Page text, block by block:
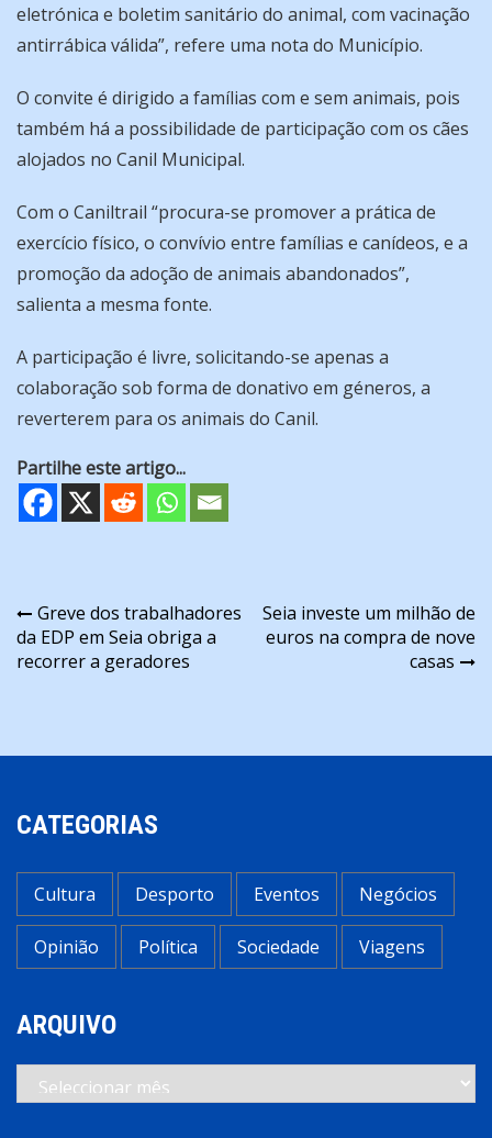
eletrónica e boletim sanitário do animal, com vacinação
antirrábica válida”, refere uma nota do Município.
O convite é dirigido a famílias com e sem animais, pois
também há a possibilidade de participação com os cães
alojados no Canil Municipal.
Com o Caniltrail “procura-se promover a prática de
exercício físico, o convívio entre famílias e canídeos, e a
promoção da adoção de animais abandonados”,
salienta a mesma fonte.
A participação é livre, solicitando-se apenas a
colaboração sob forma de donativo em géneros, a
reverterem para os animais do Canil.
Partilhe este artigo...
Navegação
de
Greve dos trabalhadores
da EDP em Seia obriga a
recorrer a geradores
Seia investe um milhão de
euros na compra de nove
casas
CATEGORIAS
Cultura Desporto Eventos Negócios
Opinião Política Sociedade Viagens
ARQUIVO
Arquivo